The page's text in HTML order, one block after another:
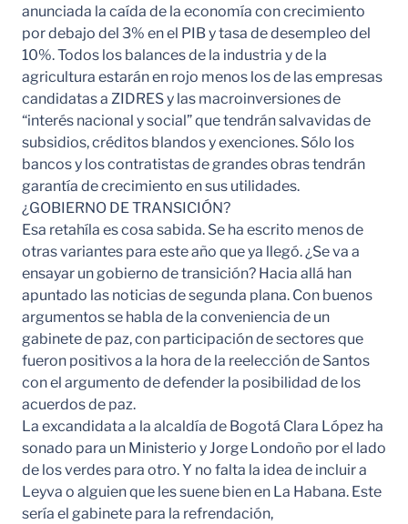
anunciada la caída de la economía con crecimiento
por debajo del 3% en el PIB y tasa de desempleo del
10%. Todos los balances de la industria y de la
agricultura estarán en rojo menos los de las empresas
candidatas a ZIDRES y las macroinversiones de
“interés nacional y social” que tendrán salvavidas de
subsidios, créditos blandos y exenciones. Sólo los
bancos y los contratistas de grandes obras tendrán
garantía de crecimiento en sus utilidades.
¿GOBIERNO DE TRANSICIÓN?
Esa retahíla es cosa sabida. Se ha escrito menos de
otras variantes para este año que ya llegó. ¿Se va a
ensayar un gobierno de transición? Hacia allá han
apuntado las noticias de segunda plana. Con buenos
argumentos se habla de la conveniencia de un
gabinete de paz, con participación de sectores que
fueron positivos a la hora de la reelección de Santos
con el argumento de defender la posibilidad de los
acuerdos de paz.
La excandidata a la alcaldía de Bogotá Clara López ha
sonado para un Ministerio y Jorge Londoño por el lado
de los verdes para otro. Y no falta la idea de incluir a
Leyva o alguien que les suene bien en La Habana. Este
sería el gabinete para la refrendación,